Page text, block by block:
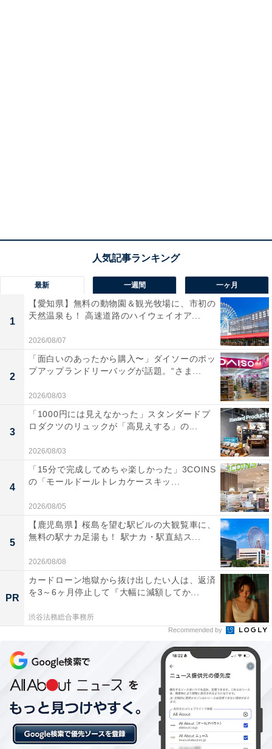
最新 一週間 一ヶ月
1
【愛知県】無料の動物園＆観光牧場に、市初の
天然温泉も！ 高速道路のハイウェイオア...
2026/08/07
2
「面白いのあったから購入〜」ダイソーのポッ
プアップランドリーバッグが話題。“さま...
2026/08/03
3
「1000円には見えなかった」スタンダードプ
ロダクツのリュックが「高見えする」の...
2026/08/03
4
「15分で完成してめちゃ楽しかった」3COINS
の「モールドールトレカケースキッ...
2026/08/05
5
【鹿児島県】桜島を望む駅ビルの大観覧車に、
無料の駅ナカ足湯も！ 駅ナカ・駅直結ス...
2026/08/08
PR
カードローン地獄から抜け出したい人は、返済
を3～6ヶ月停止して『大幅に減額してか...
渋谷法務総合事務所
Recommended by